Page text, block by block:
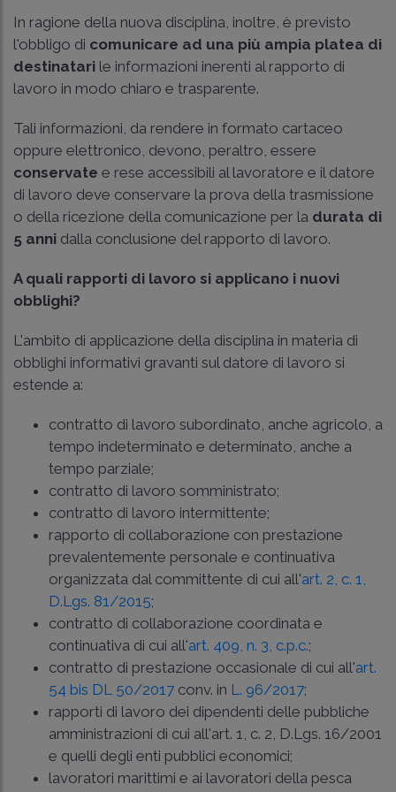
In ragione della nuova disciplina, inoltre, è previsto
l'obbligo di comunicare ad una più ampia platea di
destinatari le informazioni inerenti al rapporto di
lavoro in modo chiaro e trasparente.
Tali informazioni, da rendere in formato cartaceo
oppure elettronico, devono, peraltro, essere
conservate e rese accessibili al lavoratore e il datore
di lavoro deve conservare la prova della trasmissione
o della ricezione della comunicazione per la durata di
5 anni dalla conclusione del rapporto di lavoro.
A quali rapporti di lavoro si applicano i nuovi
obblighi?
L'ambito di applicazione della disciplina in materia di
obblighi informativi gravanti sul datore di lavoro si
estende a:
contratto di lavoro subordinato, anche agricolo, a
tempo indeterminato e determinato, anche a
tempo parziale;
contratto di lavoro somministrato;
contratto di lavoro intermittente;
rapporto di collaborazione con prestazione
prevalentemente personale e continuativa
organizzata dal committente di cui all'art. 2, c. 1,
D.Lgs. 81/2015;
contratto di collaborazione coordinata e
continuativa di cui all'art. 409, n. 3, c.p.c.;
contratto di prestazione occasionale di cui all'art.
54 bis DL 50/2017 conv. in L. 96/2017;
rapporti di lavoro dei dipendenti delle pubbliche
amministrazioni di cui all'art. 1, c. 2, D.Lgs. 16/2001
e quelli degli enti pubblici economici;
lavoratori marittimi e ai lavoratori della pesca